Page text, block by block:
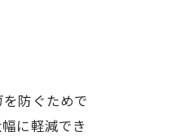
防ぐためで
に軽減でき